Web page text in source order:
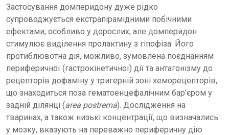
Застосування домперидону дуже рідко
супроводжується екстрапірамідними побічними
ефектами, особливо у дорослих, але домперидон
стимулює виділення пролактину з гіпофіза. Його
протиблювотна дія, можливо, зумовлена поєднанням
периферичної (гастрокінетичної) дії та антагонізму до
рецепторів дофаміну у тригерній зоні хеморецепторів,
що знаходиться поза гематоенцефалічним бар’єром у
задній ділянці (area postrema). Дослідження на
тваринах, а також низькі концентрації, що визначались
у мозку, вказують на переважно периферичну дію